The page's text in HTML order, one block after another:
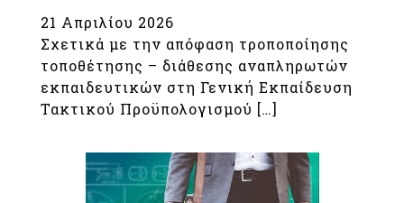
21 Απριλίου 2026
Σχετικά με την απόφαση τροποποίησης
τοποθέτησης – διάθεσης αναπληρωτών
εκπαιδευτικών στη Γενική Εκπαίδευση
Τακτικού Προϋπολογισμού […]